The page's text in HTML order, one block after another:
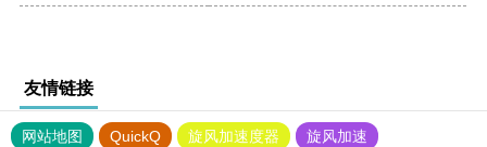
友情链接
网站地图 QuickQ 旋风加速度器
旋风加速